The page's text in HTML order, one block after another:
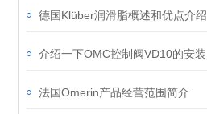
德国Klüber润滑脂概述和优点介绍
法国Omerin产品经营范围简介